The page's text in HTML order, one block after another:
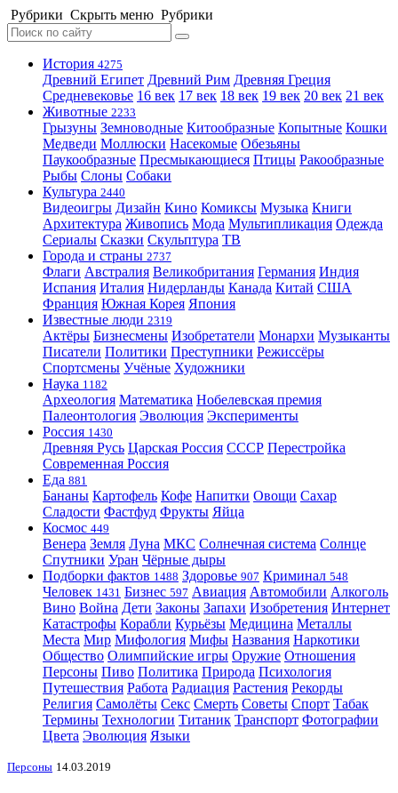
Рубрики Скрыть меню Рубрики
История 4275
Древний Египет Древний Рим Древняя Греция
Средневековье 16 век 17 век 18 век 19 век 20 век 21 век
Животные 2233
Грызуны Земноводные Китообразные Копытные Кошки
Медведи Моллюски Насекомые Обезьяны
Паукообразные Пресмыкающиеся Птицы Ракообразные
Рыбы Слоны Собаки
Культура 2440
Видеоигры Дизайн Кино Комиксы Музыка Книги
Архитектура Живопись Мода Мультипликация Одежда
Сериалы Сказки Скульптура ТВ
Города и страны 2737
Флаги Австралия Великобритания Германия Индия
Испания Италия Нидерланды Канада Китай США
Франция Южная Корея Япония
Известные люди 2319
Актёры Бизнесмены Изобретатели Монархи Музыканты
Писатели Политики Преступники Режиссёры
Спортсмены Учёные Художники
Наука 1182
Археология Математика Нобелевская премия
Палеонтология Эволюция Эксперименты
Россия 1430
Древняя Русь Царская Россия СССР Перестройка
Современная Россия
Еда 881
Бананы Картофель Кофе Напитки Овощи Сахар
Сладости Фастфуд Фрукты Яйца
Космос 449
Венера Земля Луна МКС Солнечная система Солнце
Спутники Уран Чёрные дыры
Подборки фактов 1488 Здоровье 907 Криминал 548
Человек 1431 Бизнес 597 Авиация Автомобили Алкоголь
Вино Война Дети Законы Запахи Изобретения Интернет
Катастрофы Корабли Курьёзы Медицина Металлы
Места Мир Мифология Мифы Названия Наркотики
Общество Олимпийские игры Оружие Отношения
Персоны Пиво Политика Природа Психология
Путешествия Работа Радиация Растения Рекорды
Религия Самолёты Секс Смерть Советы Спорт Табак
Термины Технологии Титаник Транспорт Фотографии
Цвета Эволюция Языки
Персоны 14.03.2019